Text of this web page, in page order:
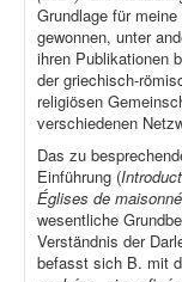
Grundlage für
gewonnen, unter
ihren Publikationen
der griechisch-
religiösen
verschiedenen
Das zu
Einführung (
Églises de
wesentliche
Verständnis der
befasst sich B. mit